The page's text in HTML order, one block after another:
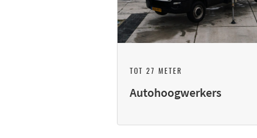
TOT 27 METER
Autohoogwerkers